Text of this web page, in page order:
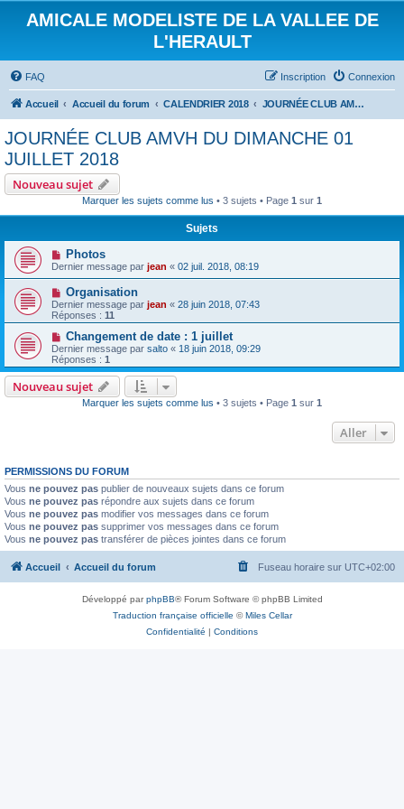
AMICALE MODELISTE DE LA VALLEE DE
L'HERAULT
FAQ Connexion
Inscription
Accueil Accueil du forum CALENDRIER 2018 JOURNÉE CLUB AMVH DU DIMANCHE 01 JUILLET 2018
JOURNÉE CLUB AMVH DU DIMANCHE 01
JUILLET 2018
Nouveau sujet
Marquer les sujets comme lus • 3 sujets • Page 1 sur 1
Sujets
Photos
Dernier message par jean « 02 juil. 2018, 08:19
Organisation
Dernier message par jean « 28 juin 2018, 07:43
Réponses : 11
Changement de date : 1 juillet
Dernier message par salto « 18 juin 2018, 09:29
Réponses : 1
Nouveau sujet
Marquer les sujets comme lus • 3 sujets • Page 1 sur 1
Aller
PERMISSIONS DU FORUM
Vous ne pouvez pas publier de nouveaux sujets dans ce forum
Vous ne pouvez pas répondre aux sujets dans ce forum
Vous ne pouvez pas modifier vos messages dans ce forum
Vous ne pouvez pas supprimer vos messages dans ce forum
Vous ne pouvez pas transférer de pièces jointes dans ce forum
Accueil Accueil du forum Fuseau horaire sur UTC+02:00
Développé parphpBB® Forum Software © phpBB Limited
Traduction française officielle ©Miles Cellar
Confidentialité | Conditions